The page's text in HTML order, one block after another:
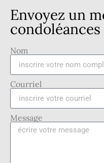
Envoyez un
Nom
Courriel
Message